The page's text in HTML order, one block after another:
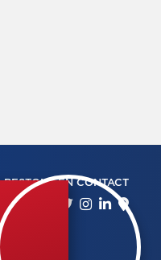
RESTONS EN CONTACT